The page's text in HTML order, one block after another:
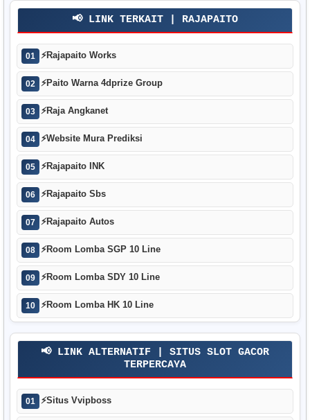
📢 LINK TERKAIT | RAJAPAITO
01 ⚡Rajapaito Works
02 ⚡Paito Warna 4dprize Group
03 ⚡Raja Angkanet
04 ⚡Website Mura Prediksi
05 ⚡Rajapaito INK
06 ⚡Rajapaito Sbs
07 ⚡Rajapaito Autos
08 ⚡Room Lomba SGP 10 Line
09 ⚡Room Lomba SDY 10 Line
10 ⚡Room Lomba HK 10 Line
📢 LINK ALTERNATIF | SITUS SLOT GACOR
TERPERCAYA
01 ⚡Situs Vvipboss